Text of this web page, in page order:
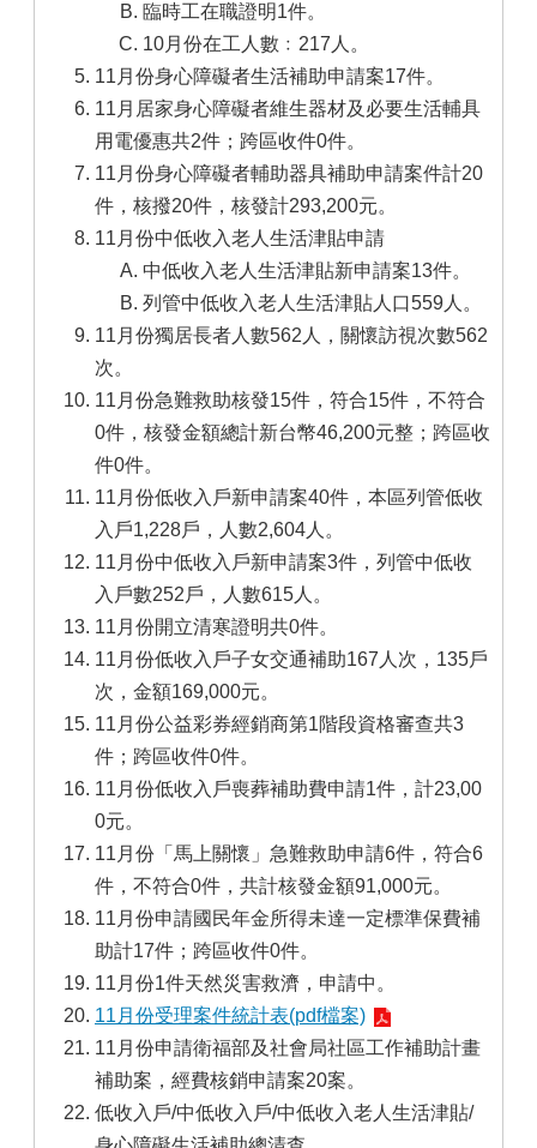
臨時工在職證明1件。
10月份在工人數﹕217人。
11月份身心障礙者生活補助申請案17件。
11月居家身心障礙者維生器材及必要生活輔具
用電優惠共2件；跨區收件0件。
11月份身心障礙者輔助器具補助申請案件計20
件，核撥20件，核發計293,200元。
11月份中低收入老人生活津貼申請
中低收入老人生活津貼新申請案13件。
列管中低收入老人生活津貼人口559人。
11月份獨居長者人數562人，關懷訪視次數562
次。
11月份急難救助核發15件，符合15件，不符合
0件，核發金額總計新台幣46,200元整；跨區收
件0件。
11月份低收入戶新申請案40件，本區列管低收
入戶1,228戶，人數2,604人。
11月份中低收入戶新申請案3件，列管中低收
入戶數252戶，人數615人。
11月份開立清寒證明共0件。
11月份低收入戶子女交通補助167人次，135戶
次，金額169,000元。
11月份公益彩券經銷商第1階段資格審查共3
件；跨區收件0件。
11月份低收入戶喪葬補助費申請1件，計23,00
0元。
11月份「馬上關懷」急難救助申請6件，符合6
件，不符合0件，共計核發金額91,000元。
11月份申請國民年金所得未達一定標準保費補
助計17件；跨區收件0件。
11月份1件天然災害救濟，申請中。
11月份受理案件統計表(pdf檔案)
11月份申請衛福部及社會局社區工作補助計畫
補助案，經費核銷申請案20案。
低收入戶/中低收入戶/中低收入老人生活津貼/